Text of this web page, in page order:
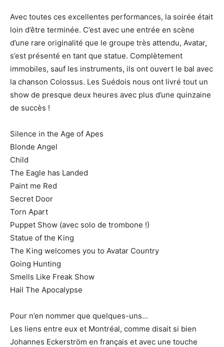
Avec toutes ces excellentes performances, la soirée était
loin d’être terminée. C’est avec une entrée en scène
d’une rare originalité que le groupe très attendu, Avatar,
s’est présenté en tant que statue. Complètement
immobiles, sauf les instruments, ils ont ouvert le bal avec
la chanson Colossus. Les Suédois nous ont livré tout un
show de presque deux heures avec plus d’une quinzaine
de succès !
Silence in the Age of Apes
Blonde Angel
Child
The Eagle has Landed
Paint me Red
Secret Door
Torn Apart
Puppet Show (avec solo de trombone !)
Statue of the King
The King welcomes you to Avatar Country
Going Hunting
Smells Like Freak Show
Hail The Apocalypse
Pour n’en nommer que quelques-uns…
Les liens entre eux et Montréal, comme disait si bien
Johannes Eckerström en français et avec une touche